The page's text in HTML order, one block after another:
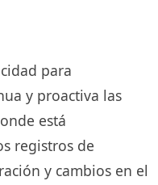
para
y proactiva las
está
registros de
y cambios en el